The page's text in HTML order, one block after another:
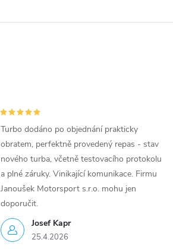
Josef Kapr
25.4.2026
Turbo dodáno po objednání prakticky
obratem, perfektně provedený repas - stav
nového turba, včetně testovacího protokolu
a plné záruky. Vinikající komunikace. Firmu
Janoušek Motorsport s.r.o. mohu jen
doporučit.